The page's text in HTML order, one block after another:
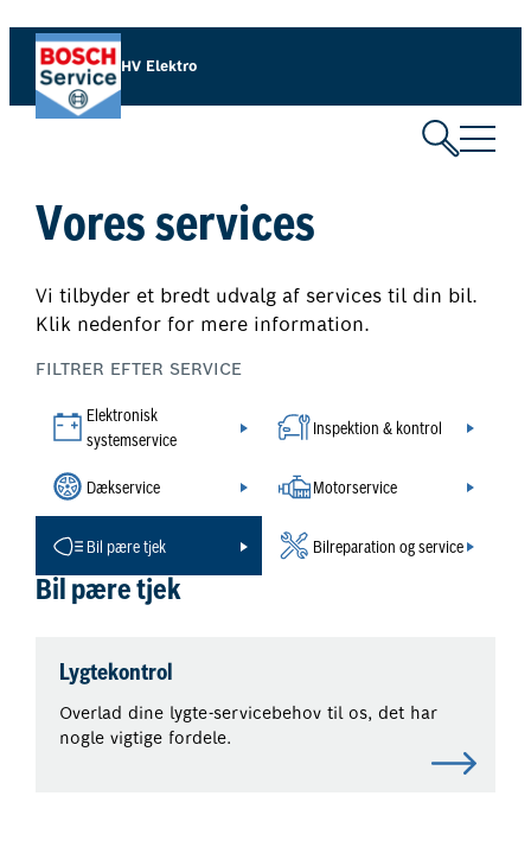
Spring
indhold
HV Elektro
Vores services
Vi tilbyder et bredt udvalg af services til din bil.
Klik nedenfor for mere information.
FILTRER EFTER SERVICE
Elektronisk
systemservice
Inspektion & kontrol
Dækservice Motorservice
Bil pære tjek Bilreparation og service
Bil pære tjek
Lygtekontrol
Overlad dine lygte-servicebehov til os, det har
nogle vigtige fordele.